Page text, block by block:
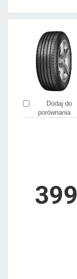
Dodaj do
porównania
399